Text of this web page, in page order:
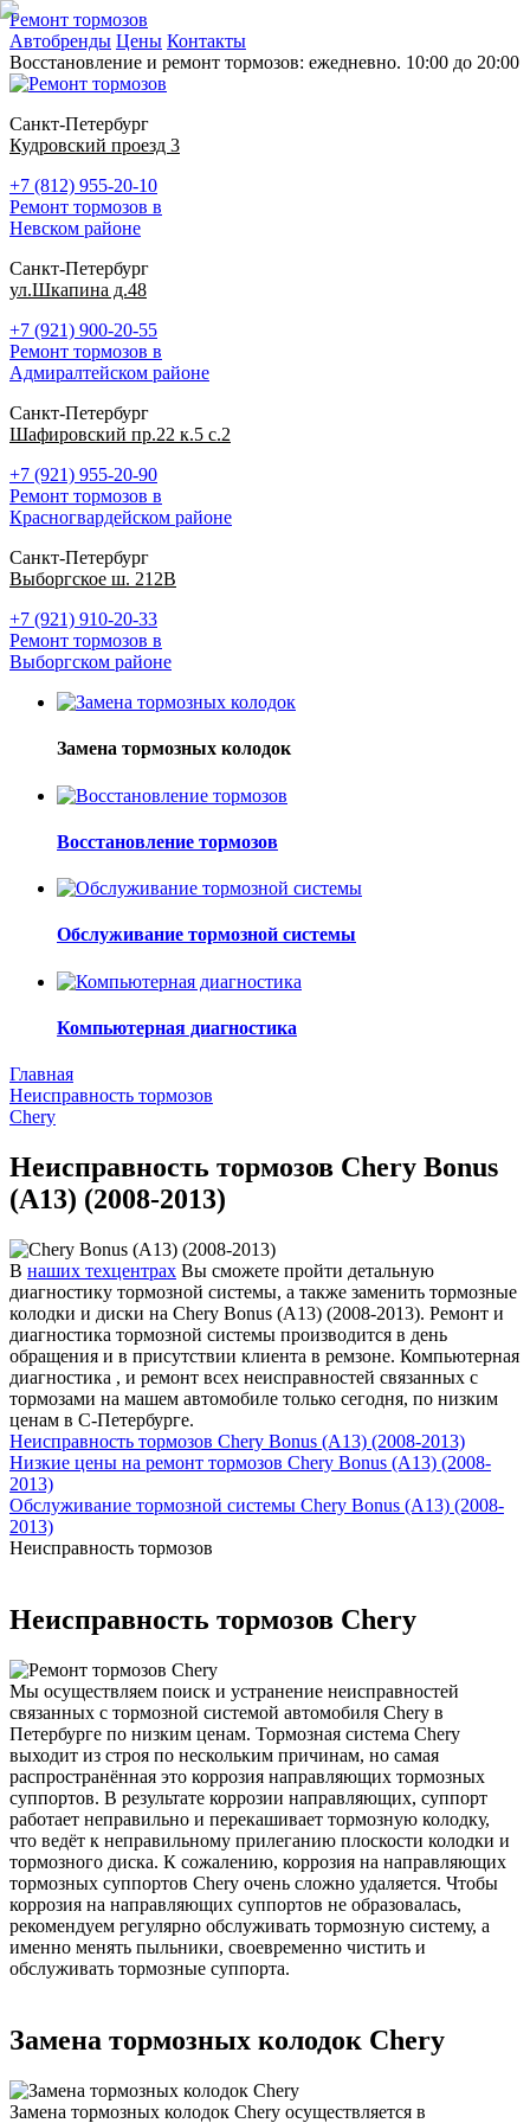
Ремонт тормозов
Автобренды Цены Контакты
Восстановление и ремонт тормозов: ежедневно. 10:00 до 20:00
Санкт-Петербург
Кудровский проезд 3
+7 (812) 955-20-10
Ремонт тормозов в
Невском районе
Санкт-Петербург
ул.Шкапина д.48
+7 (921) 900-20-55
Ремонт тормозов в
Адмиралтейском районе
Санкт-Петербург
Шафировский пр.22 к.5 с.2
+7 (921) 955-20-90
Ремонт тормозов в
Красногвардейском районе
Санкт-Петербург
Выборгское ш. 212В
+7 (921) 910-20-33
Ремонт тормозов в
Выборгском районе
Замена тормозных колодок
Восстановление тормозов
Обслуживание тормозной системы
Компьютерная диагностика
Главная
Неисправность тормозов
Chery
Неисправность тормозов Chery Bonus
(A13) (2008-2013)
В наших техцентрах Вы сможете пройти детальную
диагностику тормозной системы, а также заменить тормозные
колодки и диски на Chery Bonus (A13) (2008-2013). Ремонт и
диагностика тормозной системы производится в день
обращения и в присутствии клиента в ремзоне. Компьютерная
диагностика , и ремонт всех неисправностей связанных с
тормозами на машем автомобиле только сегодня, по низким
ценам в С-Петербурге.
Неисправность тормозов Chery Bonus (A13) (2008-2013)
Низкие цены на ремонт тормозов Chery Bonus (A13) (2008-
2013)
Обслуживание тормозной системы Chery Bonus (A13) (2008-
2013)
Неисправность тормозов
Неисправность тормозов Chery
Мы осуществляем поиск и устранение неисправностей
связанных с тормозной системой автомобиля Chery в
Петербурге по низким ценам. Тормозная система Chery
выходит из строя по нескольким причинам, но самая
распространённая это коррозия направляющих тормозных
суппортов. В результате коррозии направляющих, суппорт
работает неправильно и перекашивает тормозную колодку,
что ведёт к неправильному прилеганию плоскости колодки и
тормозного диска. К сожалению, коррозия на направляющих
тормозных суппортов Chery очень сложно удаляется. Чтобы
коррозия на направляющих суппортов не образовалась,
рекомендуем регулярно обслуживать тормозную систему, а
именно менять пыльники, своевременно чистить и
обслуживать тормозные суппорта.
Замена тормозных колодок Chery
Замена тормозных колодок Chery осуществляется в